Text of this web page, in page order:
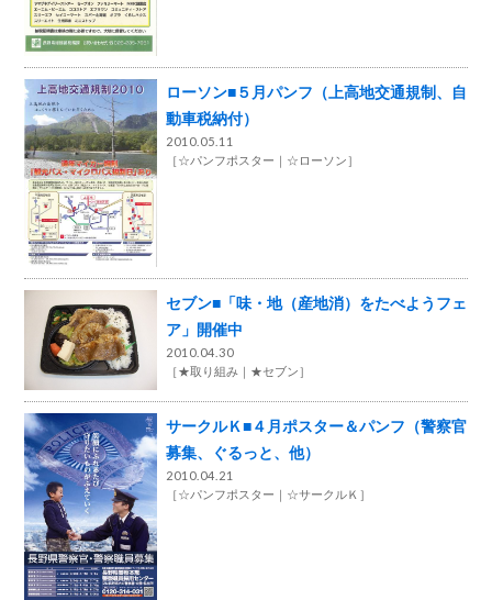
ローソン■５月パンフ（上高地交通規制、自
動車税納付）
2010.05.11
［☆パンフポスター ☆ローソン］
セブン■「味・地（産地消）をたべようフェ
ア」開催中
2010.04.30
［★取り組み ★セブン］
サークルＫ■４月ポスター＆パンフ（警察官
募集、ぐるっと、他）
2010.04.21
［☆パンフポスター ☆サークルＫ ］